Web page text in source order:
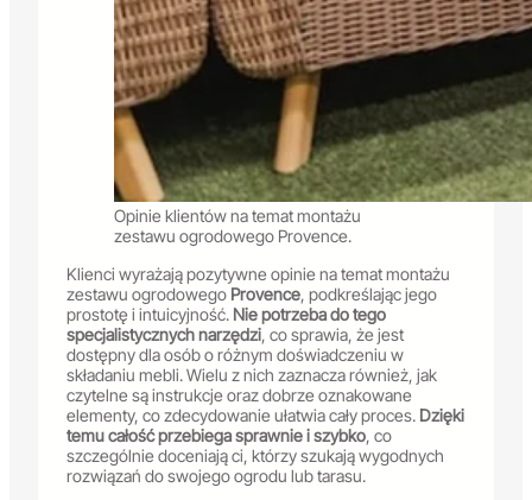
Opinie klientów na temat montażu
zestawu ogrodowego Provence.
Klienci wyrażają pozytywne opinie na temat montażu
zestawu ogrodowego Provence, podkreślając jego
prostotę i intuicyjność. Nie potrzeba do tego
specjalistycznych narzędzi, co sprawia, że jest
dostępny dla osób o różnym doświadczeniu w
składaniu mebli. Wielu z nich zaznacza również, jak
czytelne są instrukcje oraz dobrze oznakowane
elementy, co zdecydowanie ułatwia cały proces. Dzięki
temu całość przebiega sprawnie i szybko, co
szczególnie doceniają ci, którzy szukają wygodnych
rozwiązań do swojego ogrodu lub tarasu.